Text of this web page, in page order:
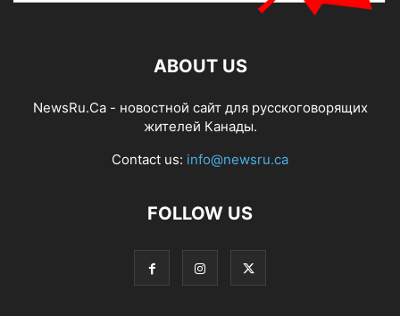
ABOUT US
NewsRu.Ca - новостной сайт для русскоговорящих
жителей Канады.
Contact us: info@newsru.ca
FOLLOW US